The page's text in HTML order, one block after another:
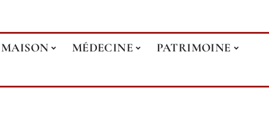
MAISON MÉDECINE
PATRIMOINE